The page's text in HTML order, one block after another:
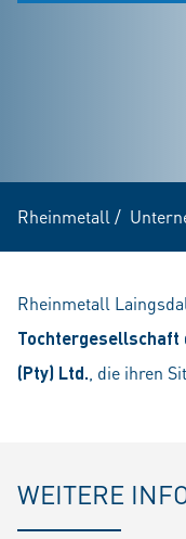
Rheinmetall /
Rheinmetall
Tochtergesellschaft
(Pty) Ltd. , die ihren
WEITERE